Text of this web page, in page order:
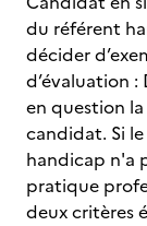
du référent
décider
d’évaluation :
en question
candidat. Si
handicap n'a
pratique
deux critères